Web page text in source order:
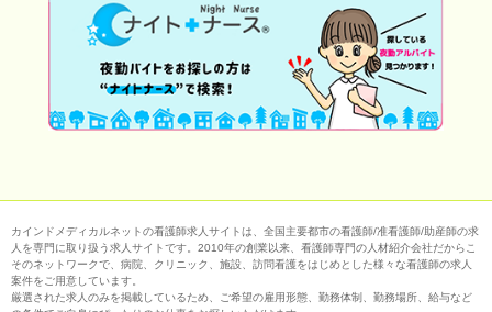
カインドメディカルネットの看護師求人サイトは、全国主要都市の看護師/准看護師/助産師の求
人を専門に取り扱う求人サイトです。2010年の創業以来、看護師専門の人材紹介会社だからこ
そのネットワークで、病院、クリニック、施設、訪問看護をはじめとした様々な看護師の求人
案件をご用意しています。
厳選された求人のみを掲載しているため、ご希望の雇用形態、勤務体制、勤務場所、給与など